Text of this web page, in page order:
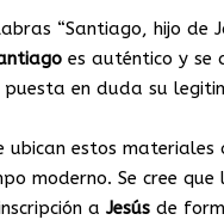
“Santiago, hijo de
es auténtico y se
puesta en duda su
ubican estos
moderno. Se cree
a Jesús de